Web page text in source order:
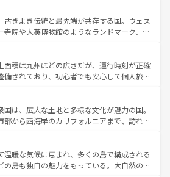
パンの発祥地であるランス、プロヴァンスの
ンダー畑など、多彩な楽しみ方が可能だ。さ
外の地域にも魅力が溢れており、どの街角に
を運ぶとそれぞれで全く異なる文化を体験で
きるだろう。 なお、新着のフランス情報はコンテンツ一覧
しい。
国は、どこを歩いても飽きることがない。ベ
的活気、バイエルン州のアルプスの絶景、そ
沿いのワイン畑といった風景は必見。ビール
にはぜひ体験してほしい。 なお、新着の
コンテンツ一覧を参照してほしい。
古きよき伝統と最先端が共存する国。ウェス
寺院や大英博物館のようなランドマーク、歴
なる魅力がある。また、優雅なアフタヌーン
ル好きにはたまらない英国パブ、サッカー観
だからこそできる体験も豊富。イギリスを旅
照してほしい。
面積は九州ほどの広さだが、運行時刻が正確
備されており、初心者でも安心して個人旅行
まま残る町や、スイスならではのユニークな
、アルプス観光だけでなく町歩きも満喫する
。国民の所得が高いため物価も高いが、旅行
料で観光を楽しむこともできる。 なお、新
報はコンテンツ一覧 を参照してほしい。
国は、広大な土地と多様な文化が魅力の国。
部から西海岸のカリフォルニアまで、訪れる
都市は、観光、ショッピング、エンターテイ
まった刺激的なスポットだ。一方、アメリカ
然が広がり、グランドキャニオンやイエロー
温暖な気候に恵まれ、多くの島で構成される
の島も独自の魅力をもっている。大自然の神